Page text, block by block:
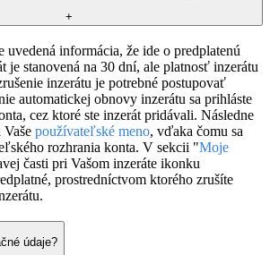
+
uvedená informácia, že ide o predplatenú
je stanovená na 30 dní, ale platnosť inzerátu
inzerátu je potrebné postupovať
automatickej obnovy inzerátu sa prihláste
cez ktoré ste inzerát pridávali. Následne
používateľské meno, vďaka čomu sa
rozhrania konta. V sekcii "Moje
časti pri Vašom inzeráte ikonku
prostredníctvom ktorého zrušíte
údaje?